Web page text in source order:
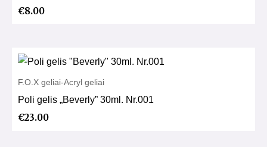
€8.00
F.O.X geliai-Acryl geliai
Poli gelis „Beverly” 30ml. Nr.001
€23.00